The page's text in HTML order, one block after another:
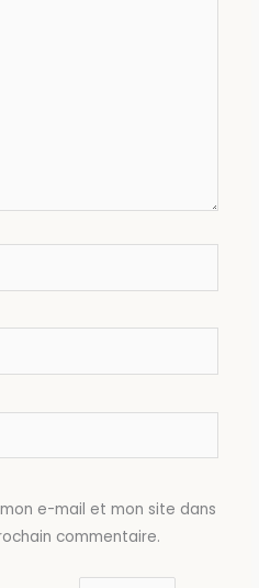
e-mail et mon site dans
commentaire.